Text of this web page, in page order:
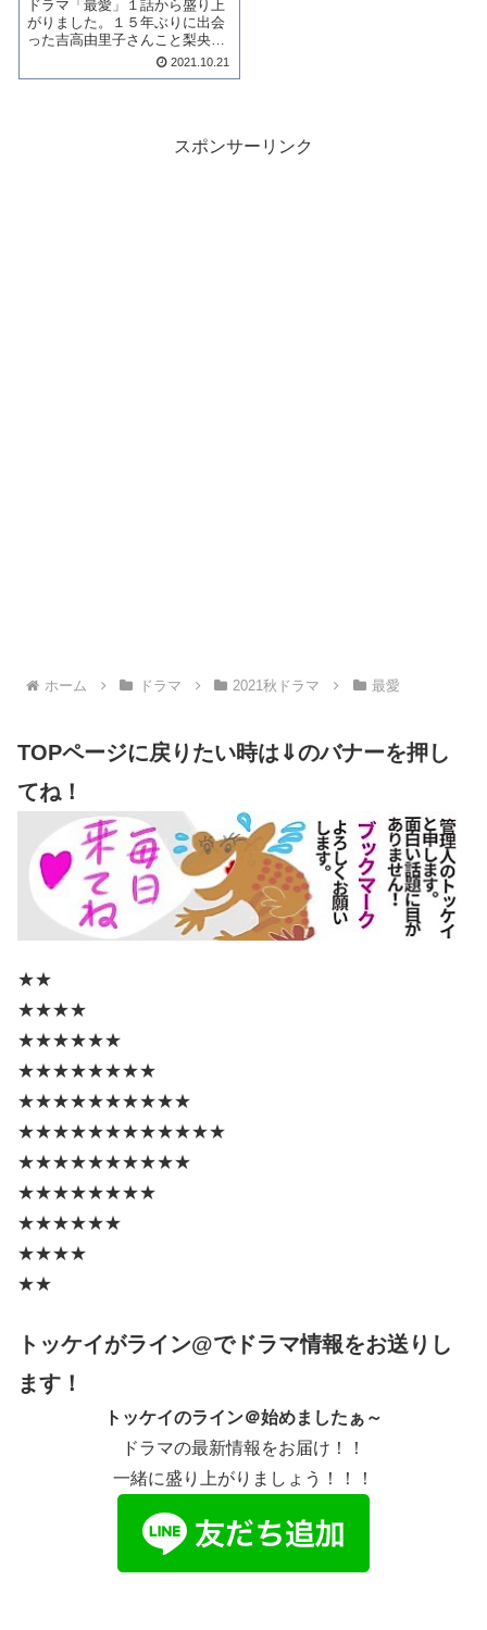
ドラマ「最愛」１話から盛り上
がりました。１５年ぶりに出会
った吉高由里子さんこと梨央と
松下洸平さんこと大輝。いった
2021.10.21
スポンサーリンク
ホーム ドラマ 2021秋ドラマ 最愛
TOPページに戻りたい時は⇓のバナーを押し
てね！
★★
★★★★
★★★★★★
★★★★★★★★
★★★★★★★★★★
★★★★★★★★★★★★
★★★★★★★★★★
★★★★★★★★
★★★★★★
★★★★
★★
トッケイがライン@でドラマ情報をお送りし
ます！
トッケイのライン＠始めましたぁ～
ドラマの最新情報をお届け！！
一緒に盛り上がりましょう！！！